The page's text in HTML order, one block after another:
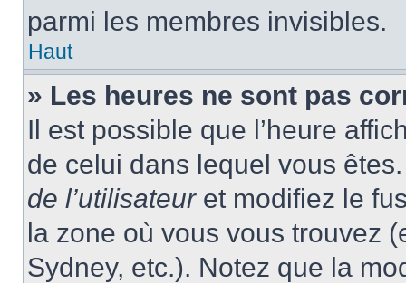
parmi les membres invisibles.
Haut
» Les heures ne sont pas
Il est possible que l’heure
de celui dans lequel vous
de l’utilisateuret modifiez le
la zone où vous vous trouvez
Sydney, etc.). Notez que la